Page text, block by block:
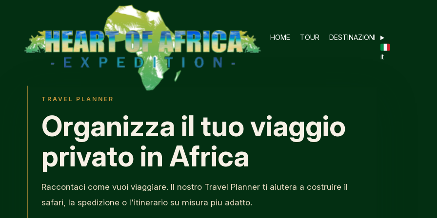
HOME TOUR DESTINAZIONI
it
TRAVEL PLANNER
Organizza il tuo viaggio
privato in Africa
Raccontaci come vuoi viaggiare. Il nostro Travel Planner ti aiutera a costruire il
safari, la spedizione o l'itinerario su misura piu adatto.